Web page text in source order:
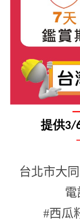
提供3/
台北市大
電
#西瓜